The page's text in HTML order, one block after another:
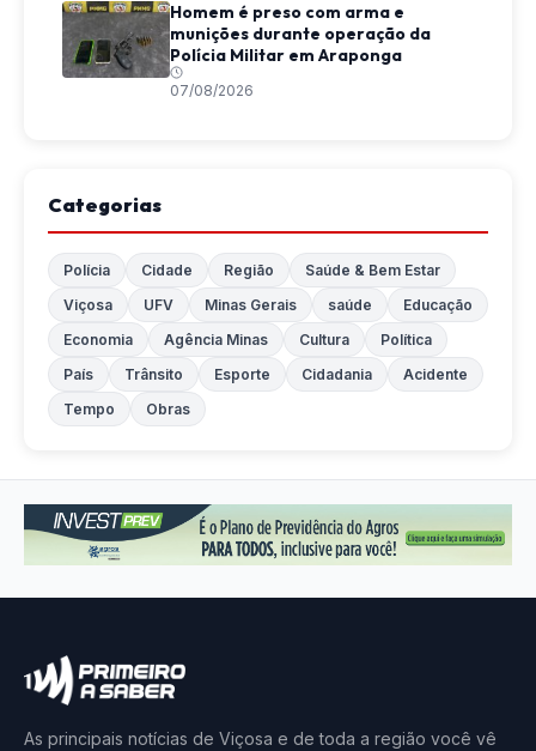
Homem é preso com arma e
munições durante operação da
Polícia Militar em Araponga
07/08/2026
Categorias
Polícia Cidade Região
Saúde & Bem Estar
Viçosa
UFV Minas Gerais saúde
Educação
Economia
Agência Minas Cultura
Política
País
Trânsito Esporte Cidadania
Acidente
Tempo
Obras
As principais notícias de Viçosa e de toda a região você vê